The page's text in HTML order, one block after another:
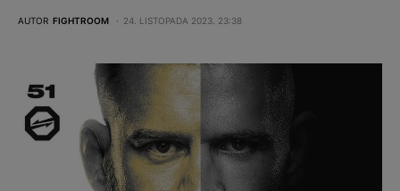
AUTOR FIGHTROOM 24. LISTOPADA 2023. 23:38